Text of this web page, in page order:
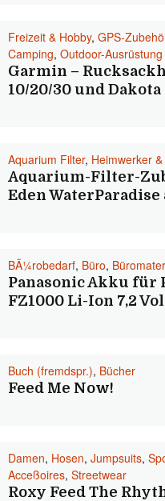
Freizeit & Hobby, GPS-
Camping, Outdoor-Ausrüstung
Garmin –
10/20/30 und Dakota
Aquarium Filter, Heimwerker
Aquarium-Filter-
Eden WaterParadise
BÃ¼robedarf, Büro,
Panasonic Akku für
FZ1000 Li-Ion 7,2
Buch (fremdspr.), Bücher
Feed Me Now!
Damen, Hosen, Jumpsuits,
Acceßoires, Streetwear
Roxy Feed The